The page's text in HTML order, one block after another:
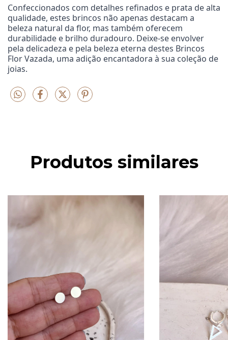
Confeccionados com detalhes refinados e prata de alta
qualidade, estes brincos não apenas destacam a
beleza natural da flor, mas também oferecem
durabilidade e brilho duradouro. Deixe-se envolver
pela delicadeza e pela beleza eterna destes Brincos
Flor Vazada, uma adição encantadora à sua coleção de
joias.
Produtos similares